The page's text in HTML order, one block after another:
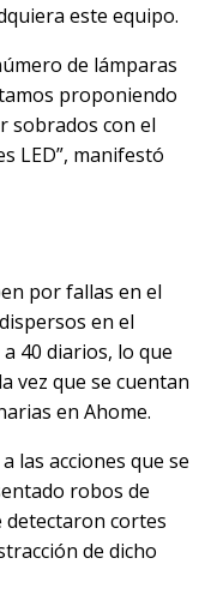
este equipo.
de lámparas
proponiendo
sobrados con el
LED”, manifestó
por fallas en el
en el
40 diarios, lo que
vez que se cuentan
en Ahome.
las acciones que se
robos de
detectaron cortes
de dicho